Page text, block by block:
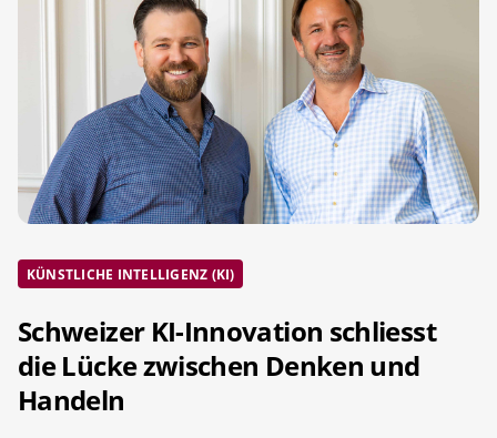
KÜNSTLICHE INTELLIGENZ (KI)
Schweizer KI-Innovation schliesst
die Lücke zwischen Denken und
Handeln